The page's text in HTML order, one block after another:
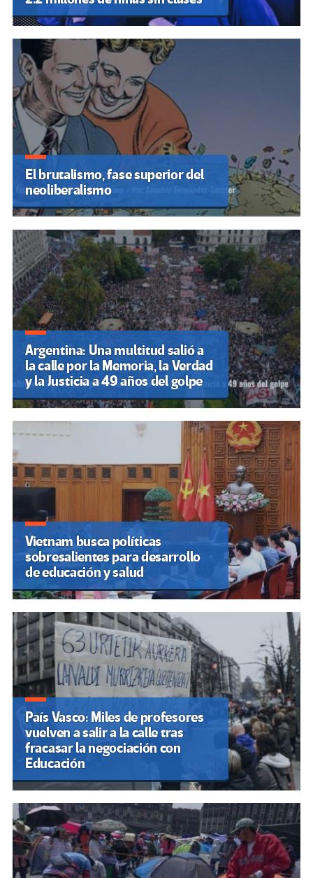
El brutalismo, fase superior del
neoliberalismo
Argentina: Una multitud salió a
la calle por la Memoria, la Verdad
y la Justicia a 49 años del golpe
Vietnam busca políticas
sobresalientes para desarrollo
de educación y salud
País Vasco: Miles de profesores
vuelven a salir a la calle tras
fracasar la negociación con
Educación